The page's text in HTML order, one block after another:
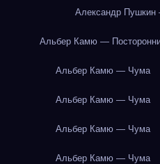
Александр Пушкин
Альбер Камю —
Альбер Камю — Чума
Альбер Камю — Чума
Альбер Камю — Чума
Альбер Камю — Чума